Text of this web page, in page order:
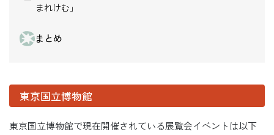
まれけむ」
まとめ
東京国立博物館
東京国立博物館で現在開催されている展覧会イベントは以下